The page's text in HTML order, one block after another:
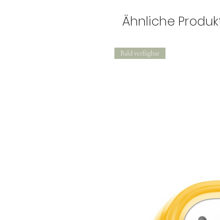
Ähnliche
Bald verfügbar